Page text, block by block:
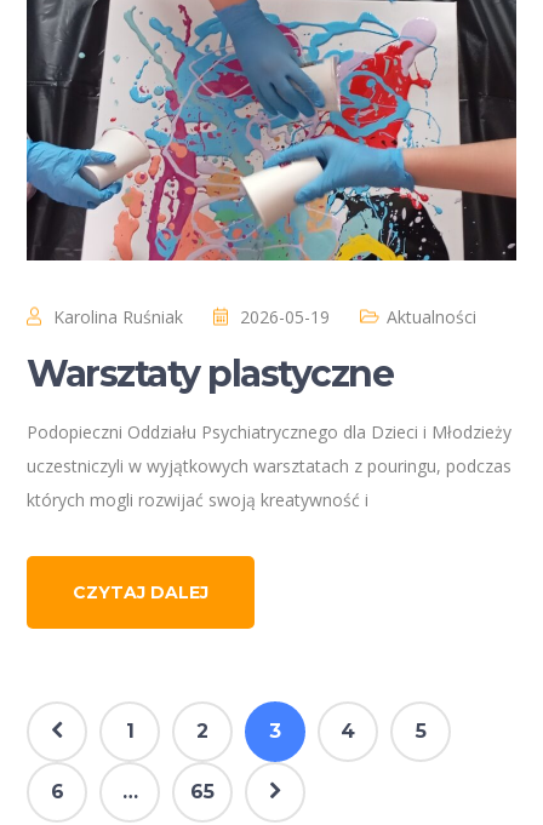
Karolina Ruśniak 2026-05-19 Aktualności
Warsztaty plastyczne
Podopieczni Oddziału Psychiatrycznego dla Dzieci i Młodzieży
uczestniczyli w wyjątkowych warsztatach z pouringu, podczas
których mogli rozwijać swoją kreatywność i
CZYTAJ DALEJ
1 2 3 4 5
6 … 65